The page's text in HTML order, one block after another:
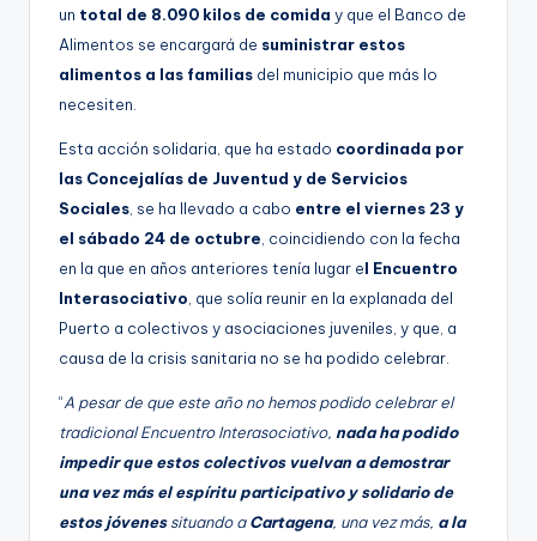
un total de 8.090 kilos de comida y que el Banco de
Alimentos se encargará de suministrar estos
alimentos a las familias del municipio que más lo
necesiten.
Esta acción solidaria, que ha estado coordinada por
las Concejalías de Juventud y de Servicios
Sociales, se ha llevado a cabo entre el viernes 23 y
el sábado 24 de octubre, coincidiendo con la fecha
en la que en años anteriores tenía lugar el Encuentro
Interasociativo, que solía reunir en la explanada del
Puerto a colectivos y asociaciones juveniles, y que, a
causa de la crisis sanitaria no se ha podido celebrar.
“A pesar de que este año no hemos podido celebrar el
tradicional Encuentro Interasociativo, nada ha podido
impedir que estos colectivos vuelvan a demostrar
una vez más el espíritu participativo y solidario de
estos jóvenessituando aCartagena, una vez más, a la